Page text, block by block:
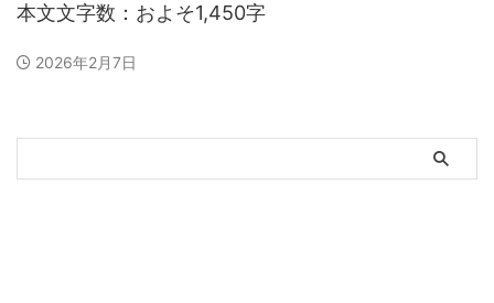
本文文字数：およそ1,450字
2026年2月7日